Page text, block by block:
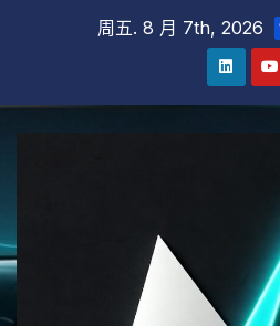
周五. 8 月 7th, 2026